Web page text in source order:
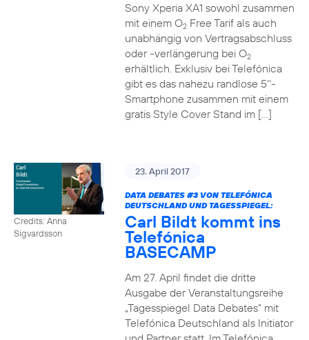
Sony Xperia XA1 sowohl zusammen
mit einem O2Free Tarif als auch
unabhängig von Vertragsabschluss
oder -verlängerung bei O2
erhältlich. Exklusiv bei Telefónica
gibt es das nahezu randlose 5‘‘-
Smartphone zusammen mit einem
gratis Style Cover Stand im […]
Credits: Anna
Sigvardsson
23. April 2017
DATA DEBATES #3VON TELEFÓNICA
DEUTSCHLAND UND TAGESSPIEGEL:
Carl Bildt kommt ins
Telefónica
BASECAMP
Am 27. April findet die dritte
Ausgabe der Veranstaltungsreihe
„Tagesspiegel Data Debates“ mit
Telefónica Deutschland als Initiator